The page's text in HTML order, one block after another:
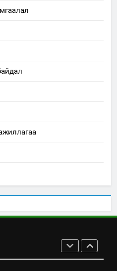
хариуцагчийн
байгаа техник,
хүн, мал, амьтны
мэнд, байгаль орчинд
засгийн түншлэл
ЫН САЛБАР ЗӨВЛӨЛ